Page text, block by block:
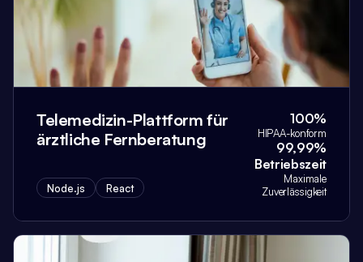
Telemedizin-Plattform für
ärztliche Fernberatung
Node.js React
100%
HIPAA-konform
99,99%
Betriebszeit
Maximale
Zuverlässigkeit